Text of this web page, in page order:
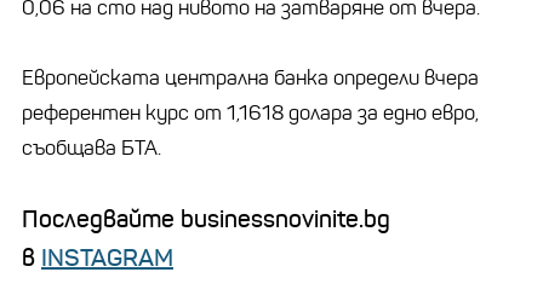
0,06 на сто над нивото на затваряне от вчера.
Европейската централна банка определи вчера
референтен курс от 1,1618 долара за едно евро,
съобщава БТА.
Последвайте businessnovinite.bg
в INSTAGRAM